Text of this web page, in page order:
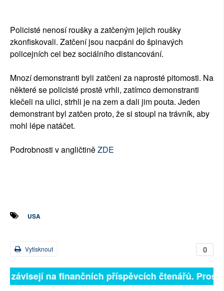
Policisté nenosí roušky a zatčeným jejich roušky
zkonfiskovali. Zatčení jsou nacpáni do špinavých
policejních cel bez sociálního distancování.
Mnozí demonstranti byli zatčeni za naprosté pitomosti. Na
některé se policisté prostě vrhli, zatímco demonstranti
klečeli na ulici, strhli je na zem a dali jim pouta. Jeden
demonstrant byl zatčen proto, že si stoupl na trávník, aby
mohl lépe natáčet.
Podrobnosti v angličtiněZDE
USA
0
Vytisknout
závisejí na finančních příspěvcích čtenářů.